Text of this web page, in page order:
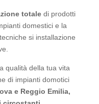
totale di prodotti
domestici e la
si installazione
qualità della tua vita
di impianti domotici
e Reggio Emilia,